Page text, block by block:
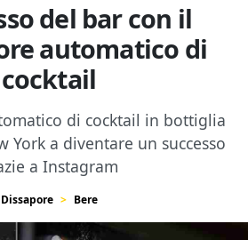
del bar con il
automatico di
cocktail
di cocktail in bottiglia
York a diventare un successo
a Instagram
Dissapore Bere